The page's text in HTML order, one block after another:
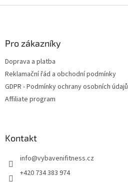
Pro zákazníky
Doprava a platba
Reklamační řád a obchodní podmínky
GDPR - Podmínky ochrany osobních údajů
Affiliate program
Kontakt
info@vybavenifitness.cz
+420 734 383 974